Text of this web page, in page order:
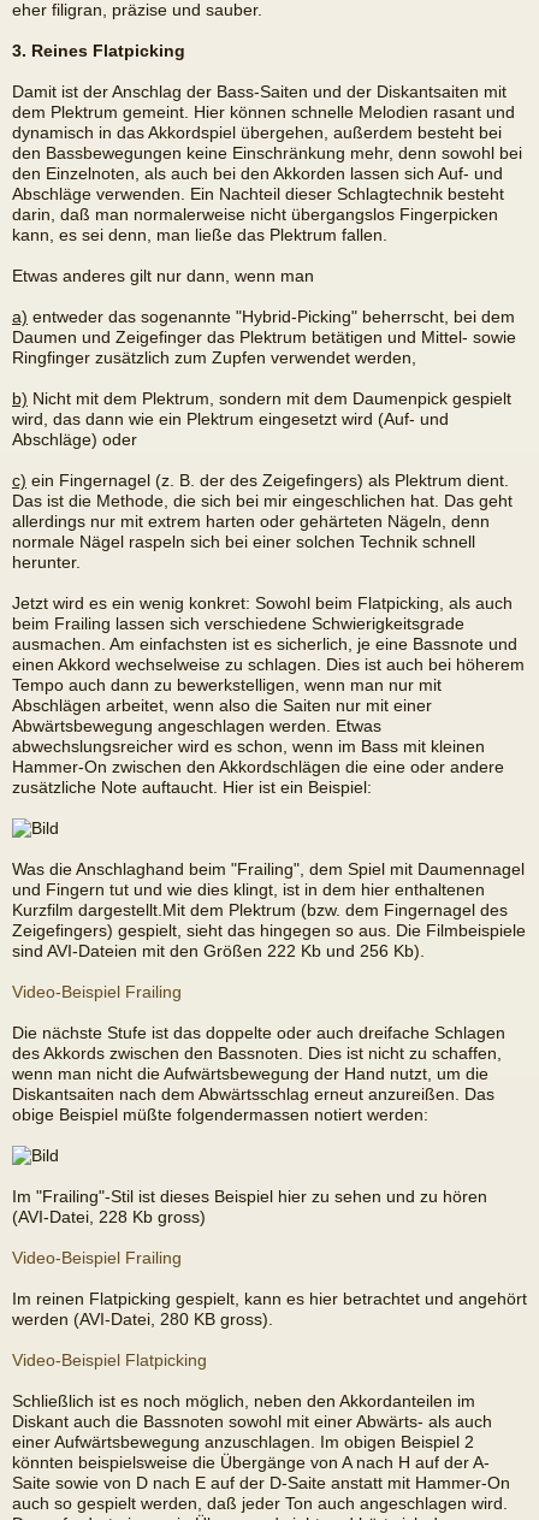
eher filigran, präzise und sauber.
3. Reines Flatpicking
Damit ist der Anschlag der Bass-Saiten und der Diskantsaiten mit
dem Plektrum gemeint. Hier können schnelle Melodien rasant und
dynamisch in das Akkordspiel übergehen, außerdem besteht bei
den Bassbewegungen keine Einschränkung mehr, denn sowohl bei
den Einzelnoten, als auch bei den Akkorden lassen sich Auf- und
Abschläge verwenden. Ein Nachteil dieser Schlagtechnik besteht
darin, daß man normalerweise nicht übergangslos Fingerpicken
kann, es sei denn, man ließe das Plektrum fallen.
Etwas anderes gilt nur dann, wenn man
a) entweder das sogenannte "Hybrid-Picking" beherrscht, bei dem
Daumen und Zeigefinger das Plektrum betätigen und Mittel- sowie
Ringfinger zusätzlich zum Zupfen verwendet werden,
b) Nicht mit dem Plektrum, sondern mit dem Daumenpick gespielt
wird, das dann wie ein Plektrum eingesetzt wird (Auf- und
Abschläge) oder
c) ein Fingernagel (z. B. der des Zeigefingers) als Plektrum dient.
Das ist die Methode, die sich bei mir eingeschlichen hat. Das geht
allerdings nur mit extrem harten oder gehärteten Nägeln, denn
normale Nägel raspeln sich bei einer solchen Technik schnell
herunter.
Jetzt wird es ein wenig konkret: Sowohl beim Flatpicking, als auch
beim Frailing lassen sich verschiedene Schwierigkeitsgrade
ausmachen. Am einfachsten ist es sicherlich, je eine Bassnote und
einen Akkord wechselweise zu schlagen. Dies ist auch bei höherem
Tempo auch dann zu bewerkstelligen, wenn man nur mit
Abschlägen arbeitet, wenn also die Saiten nur mit einer
Abwärtsbewegung angeschlagen werden. Etwas
abwechslungsreicher wird es schon, wenn im Bass mit kleinen
Hammer-On zwischen den Akkordschlägen die eine oder andere
zusätzliche Note auftaucht. Hier ist ein Beispiel:
Was die Anschlaghand beim "Frailing", dem Spiel mit Daumennagel
und Fingern tut und wie dies klingt, ist in dem hier enthaltenen
Kurzfilm dargestellt.Mit dem Plektrum (bzw. dem Fingernagel des
Zeigefingers) gespielt, sieht das hingegen so aus. Die Filmbeispiele
sind AVI-Dateien mit den Größen 222 Kb und 256 Kb).
Video-Beispiel Frailing
Die nächste Stufe ist das doppelte oder auch dreifache Schlagen
des Akkords zwischen den Bassnoten. Dies ist nicht zu schaffen,
wenn man nicht die Aufwärtsbewegung der Hand nutzt, um die
Diskantsaiten nach dem Abwärtsschlag erneut anzureißen. Das
obige Beispiel müßte folgendermassen notiert werden:
Im "Frailing"-Stil ist dieses Beispiel hier zu sehen und zu hören
(AVI-Datei, 228 Kb gross)
Video-Beispiel Frailing
Im reinen Flatpicking gespielt, kann es hier betrachtet und angehört
werden (AVI-Datei, 280 KB gross).
Video-Beispiel Flatpicking
Schließlich ist es noch möglich, neben den Akkordanteilen im
Diskant auch die Bassnoten sowohl mit einer Abwärts- als auch
einer Aufwärtsbewegung anzuschlagen. Im obigen Beispiel 2
könnten beispielsweise die Übergänge von A nach H auf der A-
Saite sowie von D nach E auf der D-Saite anstatt mit Hammer-On
auch so gespielt werden, daß jeder Ton auch angeschlagen wird.